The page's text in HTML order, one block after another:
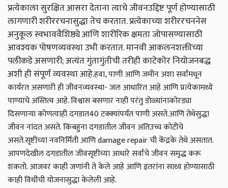
प्रत्येकाला सुरक्षित आसरा देताना त्याचे जीवनउद्दिष्ट पूर्ण होण्यासाठी
लागणारी शरीररचनासुद्धा तेच करतात. प्रत्येकाच्या शरीररचननेस
अनुकूल स्वभाववैशिष्ठ्ये आणि शारीरिक क्षमता जोपासण्यासाठी
आवश्यक पोषणव्यवस्था उभी करतात. मानवी आकलनशक्तीच्या
पलीकडे असणारी; अत्यंत गुंतागुंतीची तरीही काटेकोर नियोजनबद्ध
अशी ही संपूर्ण व्यवस्था आहे.हवा, पाणी आणि जमीन अशा सर्वांमधून
कार्यरत असणारी ही जीवनव्यवस्था- जल आधारित आहे आणि प्रत्येकामध्ये
पाण्याचे अस्तित्व आहे. विश्वास बसणार नाही परंतु डोळ्यांनाकोरड्या
दिसणाऱ्या कोणत्याही दगडात40 टक्‍क्‍यांपर्यंत पाणी असते.आणि तेथेसुद्धा
जीवन नांदत असते. किंबहुना दगडातील जीवन अतिउच्च कोटीचे
असते.सृष्टीच्या नवनिर्मिती आणि damage repair ची केंद्रके तेथे असतात.
आपणदेखील दगडातील जीवसृष्टीच्या आधारे सर्वांचे जीवन समृद्ध करू
शकतो. आजवर काही जणांनी ते केले आहे आणि इतरांना साध्य होण्यासाठी
काही विधींची योजनासुद्धा केलेली आहे.